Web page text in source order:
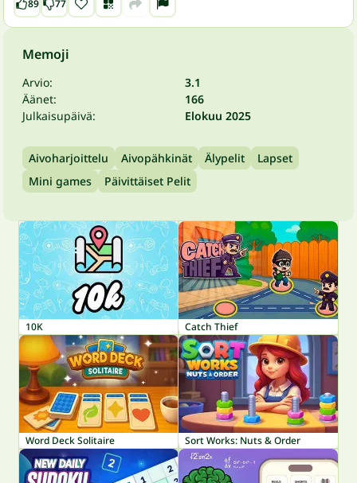
89 77
Memoji
Arvio:
3.1
Äänet:
166
Julkaisupäivä:
Elokuu 2025
Aivoharjoittelu Aivopähkinät Älypelit
Lapset
Mini games
Päivittäiset Pelit
10K Catch Thief
Word Deck Solitaire Sort Works: Nuts & Order